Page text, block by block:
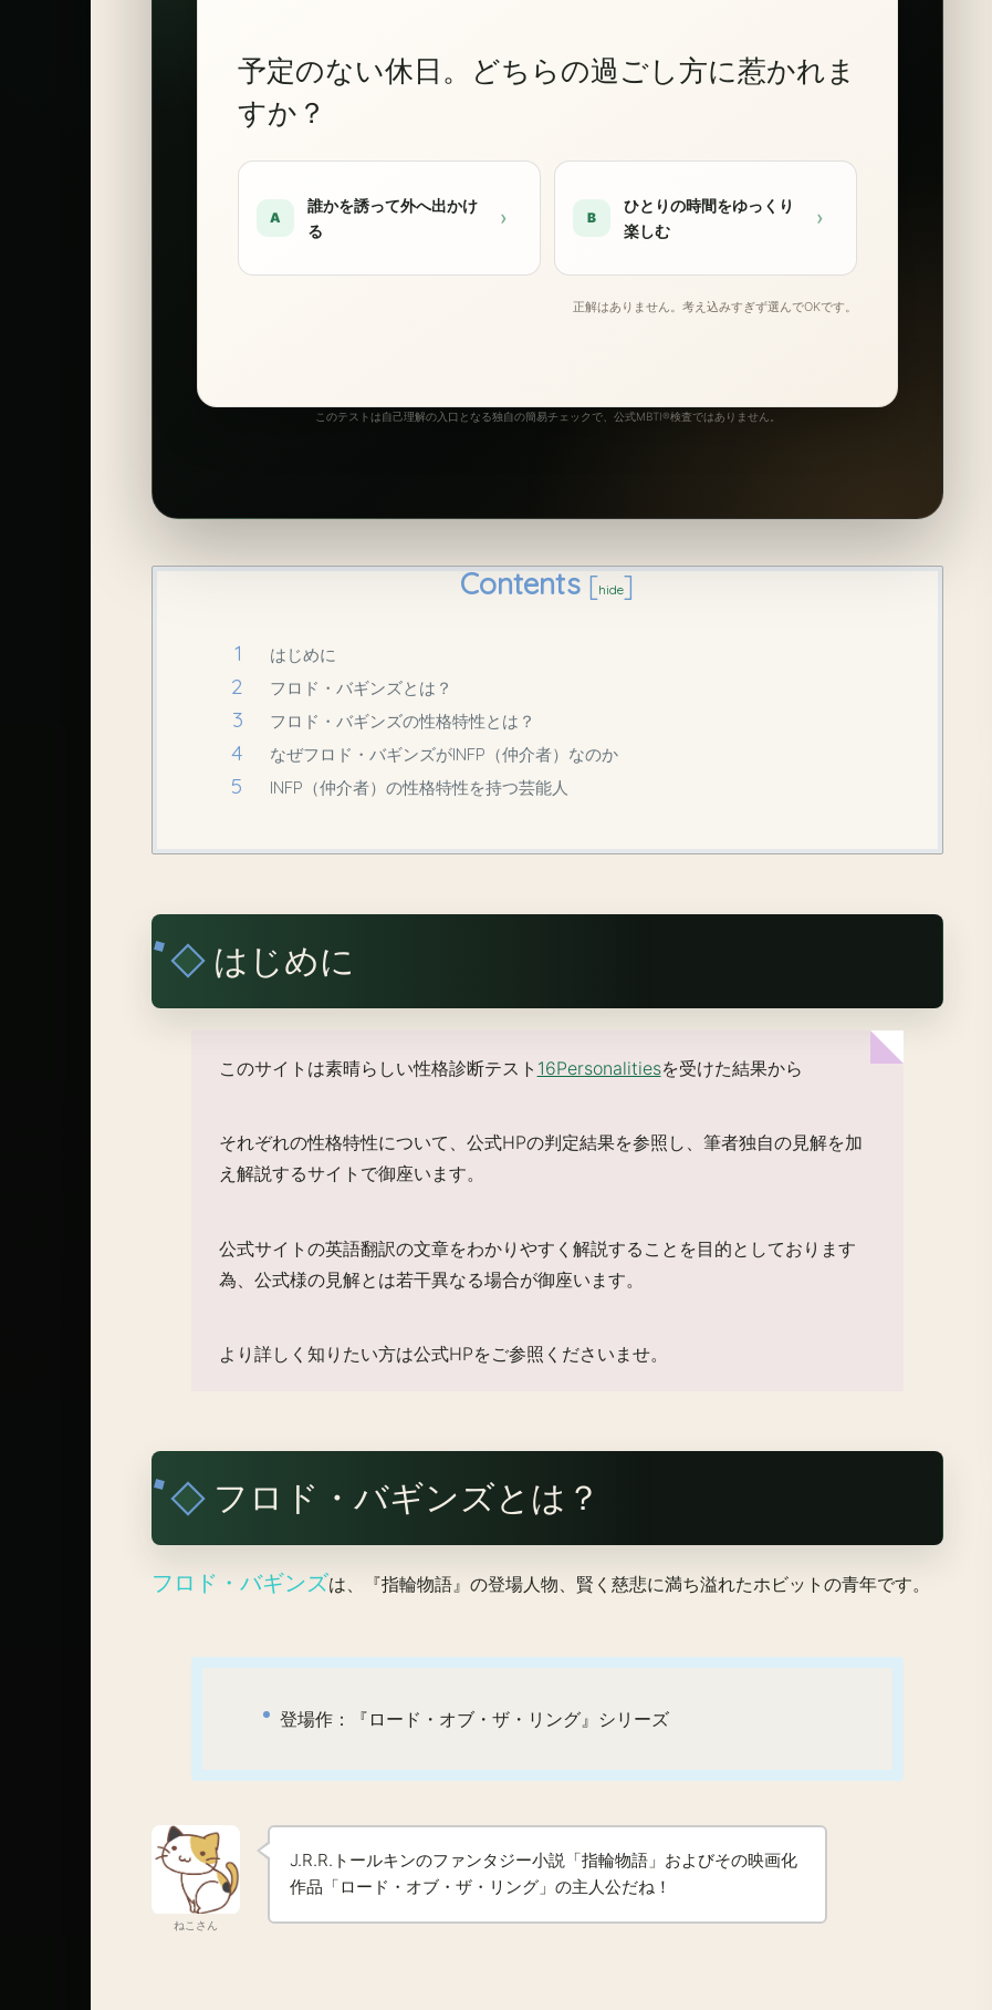
予定のない休日。どちらの過ごし方に惹かれま
すか？
A
誰かを誘って外へ出かけ
る
› B
ひとりの時間をゆっくり
楽しむ
›
正解はありません。考え込みすぎず選んでOKです。
このテストは自己理解の入口となる独自の簡易チェックで、公式MBTI®検査ではありません。
Contents [hide]
はじめに
フロド・バギンズとは？
フロド・バギンズの性格特性とは？
なぜフロド・バギンズがINFP（仲介者）なのか
INFP（仲介者）の性格特性を持つ芸能人
はじめに
このサイトは素晴らしい性格診断テスト 16Personalitiesを受けた結果から
それぞれの性格特性について、公式HPの判定結果を参照し、筆者独自の見解を加
え解説するサイトで御座います。
公式サイトの英語翻訳の文章をわかりやすく解説することを目的としております
為、公式様の見解とは若干異なる場合が御座います。
より詳しく知りたい方は公式HPをご参照くださいませ。
フロド・バギンズとは？
フロド・バギンズは、『指輪物語』の登場人物、賢く慈悲に満ち溢れたホビットの青年です。
登場作：『ロード・オブ・ザ・リング』シリーズ
ねこさん
J.R.R.トールキンのファンタジー小説「指輪物語」およびその映画化
作品「ロード・オブ・ザ・リング」の主人公だね！